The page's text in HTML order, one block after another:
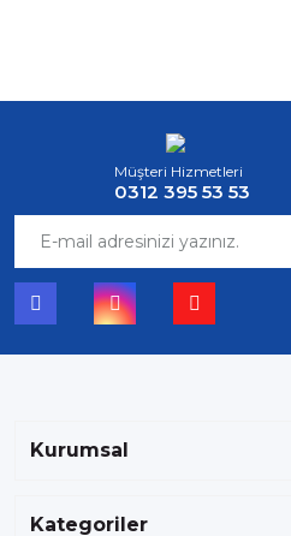
Müşteri Hizmetleri
0312 395 53 53
Kurumsal
Kategoriler